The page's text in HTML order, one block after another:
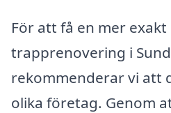
För att få en mer
trapprenovering i
rekommenderar vi att
olika företag. Genom